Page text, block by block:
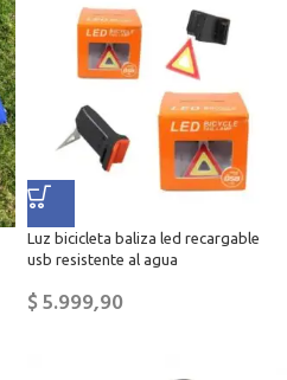
Luz bicicleta baliza led recargable
usb resistente al agua
$5.999,90